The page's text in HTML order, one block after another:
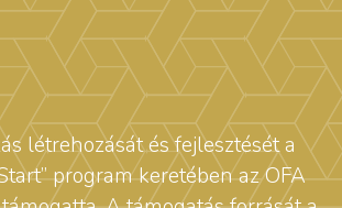
létrehozását és fejlesztését a
program keretében az OFA